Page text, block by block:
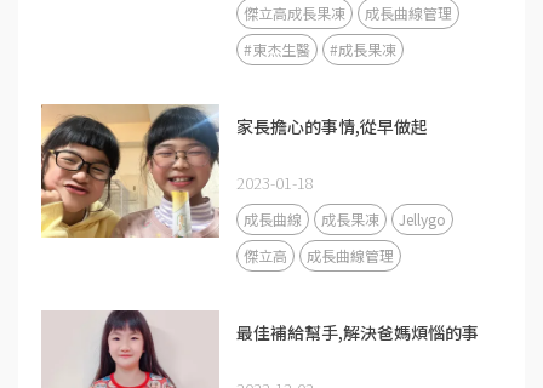
傑立高成長果凍
成長曲線管理
#東杰生醫
#成長果凍
家長擔心的事情,從早做起
2023-01-18
成長曲線 成長果凍
Jellygo
傑立高
成長曲線管理
最佳補給幫手,解決爸媽煩惱的事